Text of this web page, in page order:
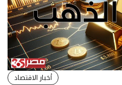
أخبار الاقتصاد